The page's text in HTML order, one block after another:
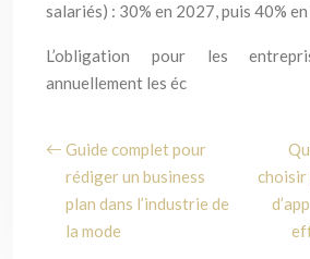
salariés) : 30% en 2027, puis 40%
L’obligation pour les
annuellement les éc
Guide complet pour
rédiger un business
plan dans l’industrie de
la mode
choisir